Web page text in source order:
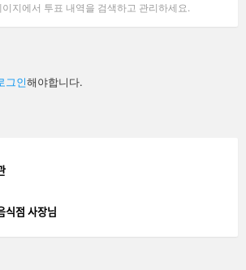
지에서 투표 내역을 검색하고 관리하세요.
그인해야합니다.
사장님